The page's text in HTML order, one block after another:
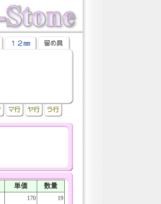
単価 数量
170
19